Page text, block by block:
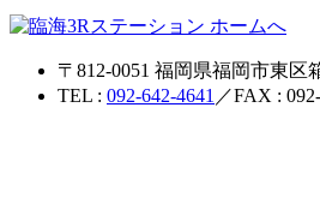
〒812-0051 福岡県福岡市東区
TEL : 092-642-4641 ／FAX :